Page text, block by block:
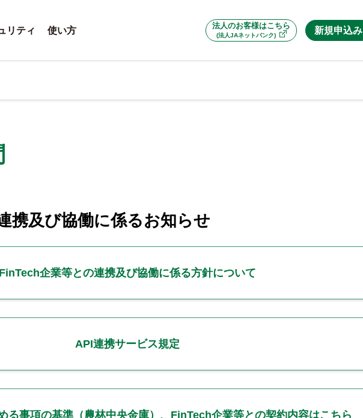
法人のお客様はこちら
(法人JAネットバンク) 新規申込み
リティ 使い方
携及び協働に係るお知らせ
FinTech企業等との連携及び協働に係る方針について
API連携サービス規定
る事項の基準（農林中央金庫）、FinTech企業等との契約内容はこちら